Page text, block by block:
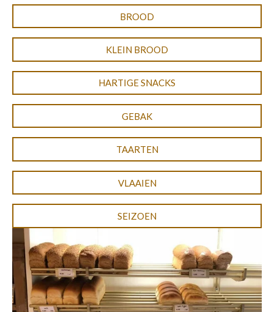
BROOD
KLEIN BROOD
HARTIGE SNACKS
GEBAK
TAARTEN
VLAAIEN
SEIZOEN